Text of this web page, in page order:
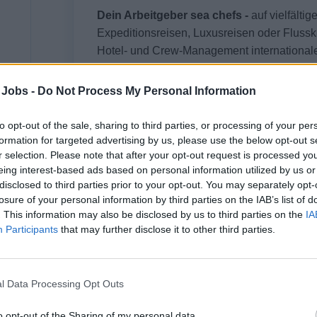
- Do Not Process My Personal Information
opt-out of the sale, sharing to third parties, or processing of your
for targeted advertising by us, please use the below opt-out
selection. Please note that after your opt-out request is processed
interest-based ads based on personal information utilized by us
to third parties prior to your opt-out. You may separately
of your personal information by third parties on the IAB’s list of
This information may also be disclosed by us to third parties on the
Participants that may further disclose it to other third parties.
Data Processing Opt Outs
Dein Arbeitgeber sea chefs - auf
Expeditionsreisen, Luxusreisen oder
Hotel- und Crew-Management
einzigartige Karrieremöglichkeiten an Bord
hin zum Luxussegment.
Dein Job
Das erwartet dich auf deiner Reise mit uns:
Professionelle und erfolgreiche
Eigenständiger Aufbau eines
sowohl auf Basis von ärztlichen